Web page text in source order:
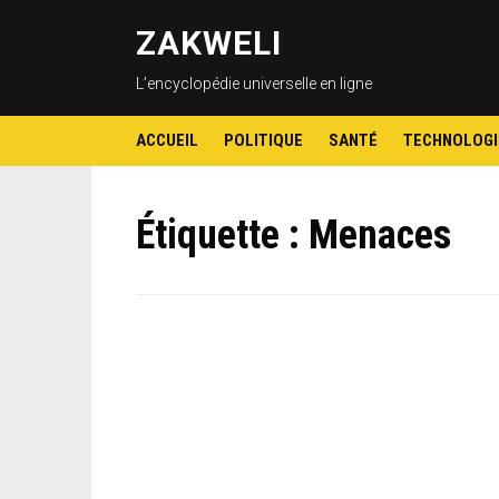
ZAKWELI
L’encyclopédie universelle en ligne
ACCUEIL POLITIQUE SANTÉ
Étiquette : Menaces